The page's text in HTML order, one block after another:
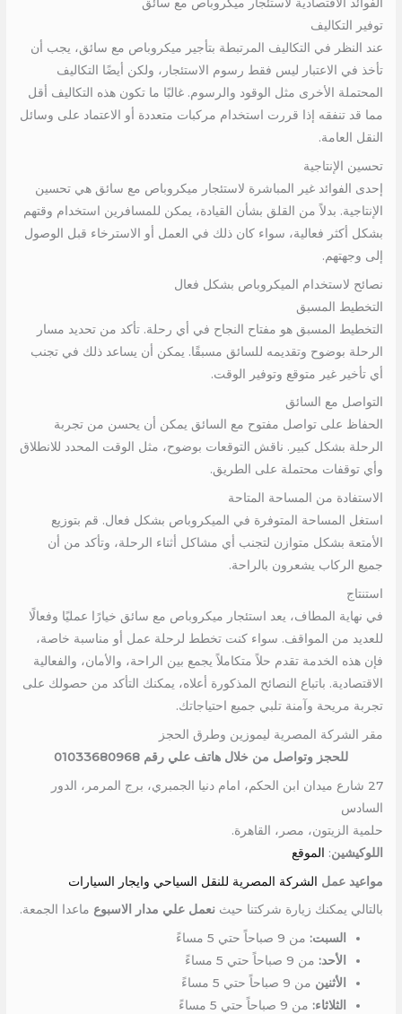
توفير التكاليف
عند النظر في التكاليف المرتبطة بتأجير ميكروباص مع سائق، يجب أن
تأخذ في الاعتبار ليس فقط رسوم الاستئجار، ولكن أيضًا التكاليف
المحتملة الأخرى مثل الوقود والرسوم. غالبًا ما تكون هذه التكاليف أقل
مما قد تنفقه إذا قررت استخدام مركبات متعددة أو الاعتماد على وسائل
النقل العامة.
تحسين الإنتاجية
إحدى الفوائد غير المباشرة لاستئجار ميكروباص مع سائق هي تحسين
الإنتاجية. بدلاً من القلق بشأن القيادة، يمكن للمسافرين استخدام وقتهم
بشكل أكثر فعالية، سواء كان ذلك في العمل أو الاسترخاء قبل الوصول
إلى وجهتهم.
نصائح لاستخدام الميكروباص بشكل فعال
التخطيط المسبق
التخطيط المسبق هو مفتاح النجاح في أي رحلة. تأكد من تحديد مسار
الرحلة بوضوح وتقديمه للسائق مسبقًا. يمكن أن يساعد ذلك في تجنب
أي تأخير غير متوقع وتوفير الوقت.
التواصل مع السائق
الحفاظ على تواصل مفتوح مع السائق يمكن أن يحسن من تجربة
الرحلة بشكل كبير. ناقش التوقعات بوضوح، مثل الوقت المحدد للانطلاق
وأي توقفات محتملة على الطريق.
الاستفادة من المساحة المتاحة
استغل المساحة المتوفرة في الميكروباص بشكل فعال. قم بتوزيع
الأمتعة بشكل متوازن لتجنب أي مشاكل أثناء الرحلة، وتأكد من أن
جميع الركاب يشعرون بالراحة.
استنتاج
في نهاية المطاف، يعد استئجار ميكروباص مع سائق خيارًا عمليًا وفعالًا
للعديد من المواقف. سواء كنت تخطط لرحلة عمل أو مناسبة خاصة،
فإن هذه الخدمة تقدم حلاً متكاملاً يجمع بين الراحة، والأمان، والفعالية
الاقتصادية. باتباع النصائح المذكورة أعلاه، يمكنك التأكد من حصولك على
تجربة مريحة وآمنة تلبي جميع احتياجاتك.
مقر الشركة المصرية ليموزين وطرق الحجز
للحجز وتواصل من خلال هاتف علي رقم 01033680968
27 شارع ميدان ابن الحكم، امام دنيا الجمبري، برج المرمر، الدور
السادس
حلمية الزيتون، مصر، القاهرة.
اللوكيشين: الموقع
مواعيد عمل الشركة المصرية للنقل السياحي وايجار السيارات
بالتالي يمكنك زيارة شركتنا حيثنعمل علي مدار الاسبوع ماعدا الجمعة.
السبت: من 9 صباحاً حتي 5 مساءً
الأحد: من 9 صباحاً حتي 5 مساءً
الأثنين من 9 صباحاً حتي 5 مساءً
الثلاثاء: من 9 صباحاً حتي 5 مساءً